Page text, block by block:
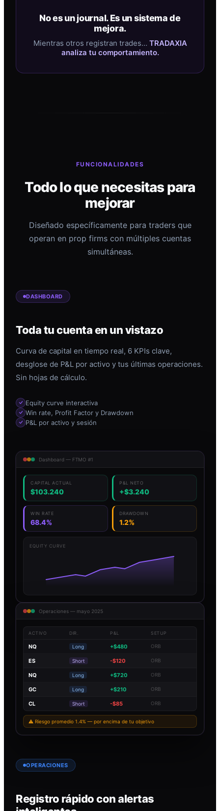
No es un journal. Es un sistema de
mejora.
Mientras otros registran trades… TRADAXIA
analiza tu comportamiento.
FUNCIONALIDADES
Todo lo que necesitas para
mejorar
Diseñado específicamente para traders que
operan en prop firms con múltiples cuentas
simultáneas.
DASHBOARD
Toda tu cuenta en un vistazo
Curva de capital en tiempo real, 6 KPIs clave,
desglose de P&L por activo y tus últimas operaciones.
Sin hojas de cálculo.
Equity curve interactiva
Win rate, Profit Factor y Drawdown
P&L por activo y sesión
Dashboard — FTMO #1
CAPITAL ACTUAL
$103.240
P&L NETO
+$3.240
WIN RATE
68.4%
DRAWDOWN
1.2%
EQUITY CURVE
Operaciones — mayo 2025
ACTIVO DIR. P&L SETUP
NQ Long +$480 ORB
ES Short -$120 ORB
NQ Long +$720 ORB
GC Long +$210 ORB
CL Short -$85 ORB
⚠ Riesgo promedio 1.4% — por encima de tu objetivo
OPERACIONES
Registro rápido con alertas